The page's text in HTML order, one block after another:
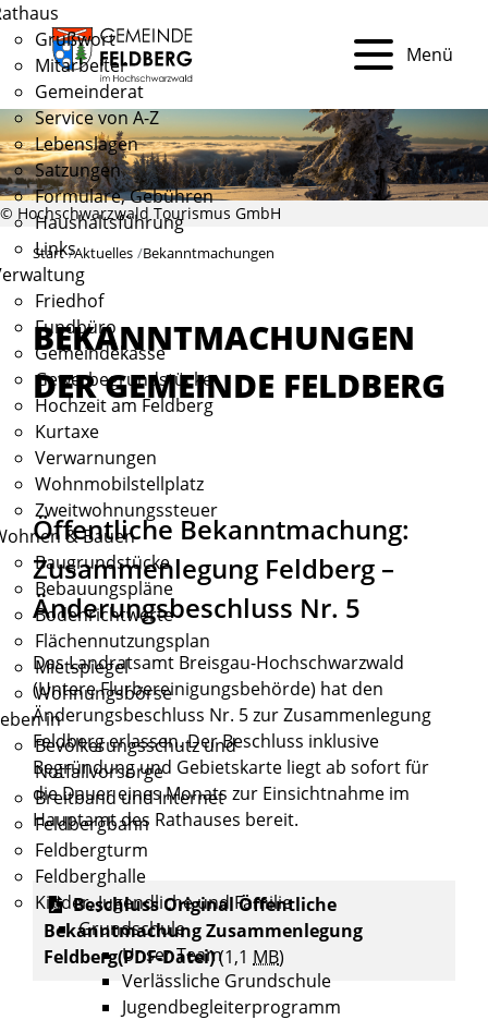
Grußwort
Mitarbeiter
Gemeinderat
Service von A-Z
Lebenslagen
Satzungen
Formulare, Gebühren
Haushaltsführung
Links
Friedhof
Fundbüro
Gemeindekasse
Gewerbegrundstücke
Hochzeit am Feldberg
Kurtaxe
Verwarnungen
Wohnmobilstellplatz
Zweitwohnungssteuer
& Bauen
Baugrundstücke
Bebauungspläne
Bodenrichtwerte
Flächennutzungsplan
Mietspiegel
Wohnungsbörse
in
Bevölkerungsschutz und
Notfallvorsorge
Breitband und Internet
Feldbergbahn
Feldbergturm
Feldberghalle
Kinder, Jugendliche und Familie
Grundschule
Unser Team
Verlässliche Grundschule
Jugendbegleiterprogramm
Menü
© Hochschwarzwald Tourismus GmbH
Start Aktuelles Bekanntmachungen
BEKANNTMACHUNGEN
DER GEMEINDE FELDBERG
Öffentliche Bekanntmachung:
Zusammenlegung Feldberg –
Änderungsbeschluss Nr. 5
Das Landratsamt Breisgau-Hochschwarzwald
(Untere Flurbereinigungsbehörde) hat den
Änderungsbeschluss Nr. 5 zur Zusammenlegung
Feldberg erlassen. Der Beschluss inklusive
Begründung und Gebietskarte liegt ab sofort für
die Dauer eines Monats zur Einsichtnahme im
Hauptamt des Rathauses bereit.
Beschluss Original Öffentliche
Bekanntmachung Zusammenlegung
Feldberg(PDF-Datei)(1,1 MB)